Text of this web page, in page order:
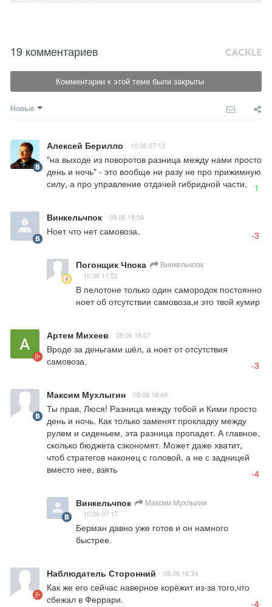
19 комментариев
Комментарии к этой теме были закрыты
Новые
Алексей Берилло 10.06 07:13
"на выходе из поворотов разница между нами просто
день и ночь" - это вообще ни разу не про прижимную
силу, а про управление отдачей гибридной части.
1
Винкельчпок 09.06 18:59
Ноет что нет самовоза. -3
Погонщик Чпока Винкельчпок
10.06 11:52
В пелотоне только один самородок постоянно
ноет об отсутствии самовоза,и это твой кумир
Артем Михеев 09.06 18:07
Вроде за деньгами шёл, а ноет от отсутствия
самовоза.
-3
Максим Мухлыгин 09.06 16:49
Ты прав, Люся! Разница между тобой и Кими просто
день и ночь. Как только заменят прокладку между
рулем и сиденьем, эта разница пропадет. А главное,
сколько бюджета сэкономят. Может даже хватит,
чтоб стратегов наконец с головой, а не с задницей
вместо нее, взять
-4
Винкельчпок Максим Мухлыгин
10.06 07:17
Берман давно уже готов и он намного
быстрее.
Наблюдатель Сторонний 09.06 16:34
Как же его сейчас наверное корёжит из-за того,что
сбежал в Феррари.
-4